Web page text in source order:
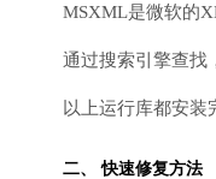
MSXML是微软的
通过搜索引擎查找
以上运行库都安装
二、 快速修复方法